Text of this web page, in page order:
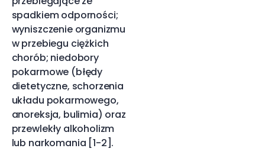
spadkiem odporności;
wyniszczenie organizmu
w przebiegu ciężkich
chorób; niedobory
pokarmowe (błędy
dietetyczne, schorzenia
układu pokarmowego,
anoreksja, bulimia) oraz
przewlekły alkoholizm
lub narkomania [1-2].